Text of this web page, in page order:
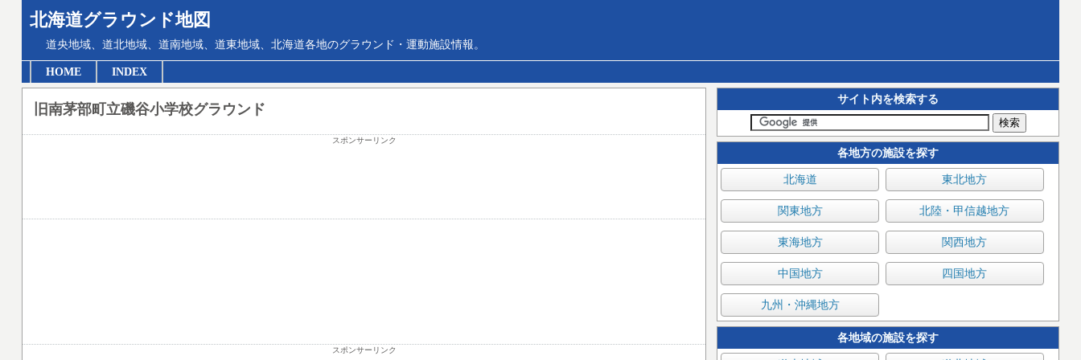
北海道グラウンド地図
道央地域、道北地域、道南地域、道東地域、北海道各地のグラウンド・運動施設情報。
HOME INDEX
サイト内を検索する
各地方の施設を探す
北海道 東北地方
関東地方 北陸・甲信越地方
東海地方 関西地方
中国地方 四国地方
九州・沖縄地方
各地域の施設を探す
旧南茅部町立磯谷小学校グラウンド
スポンサーリンク
スポンサーリンク